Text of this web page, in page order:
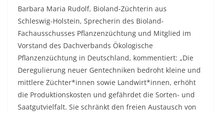
Barbara Maria Rudolf, Bioland-Züchterin aus
Schleswig-Holstein, Sprecherin des Bioland-
Fachausschusses Pflanzenzüchtung und Mitglied im
Vorstand des Dachverbands Ökologische
Pflanzenzüchtung in Deutschland, kommentiert: „Die
Deregulierung neuer Gentechniken bedroht kleine und
mittlere Züchter*innen sowie Landwirt*innen, erhöht
die Produktionskosten und gefährdet die Sorten- und
Saatgutvielfalt. Sie schränkt den freien Austausch von